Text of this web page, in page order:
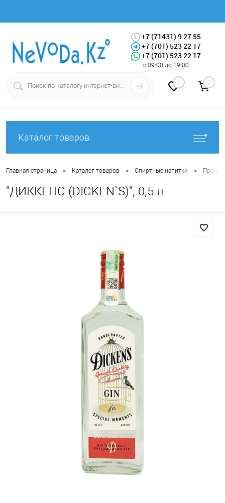
Вход Регистрация
+7 (71431) 9 27 55
+7 (701) 523 22 17
+7 (701) 523 22 17
с 09:00 до 19:00
0 0
Каталог товаров
Главная страница • Каталог товаров • Спиртные напитки • Прочие
"ДИККЕНС (DICKEN`S)", 0,5 л